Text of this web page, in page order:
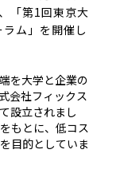
「第1回東京大
ム」を開催し
を大学と企業の
会社フィックス
設立されまし
もとに、低コス
目的としていま